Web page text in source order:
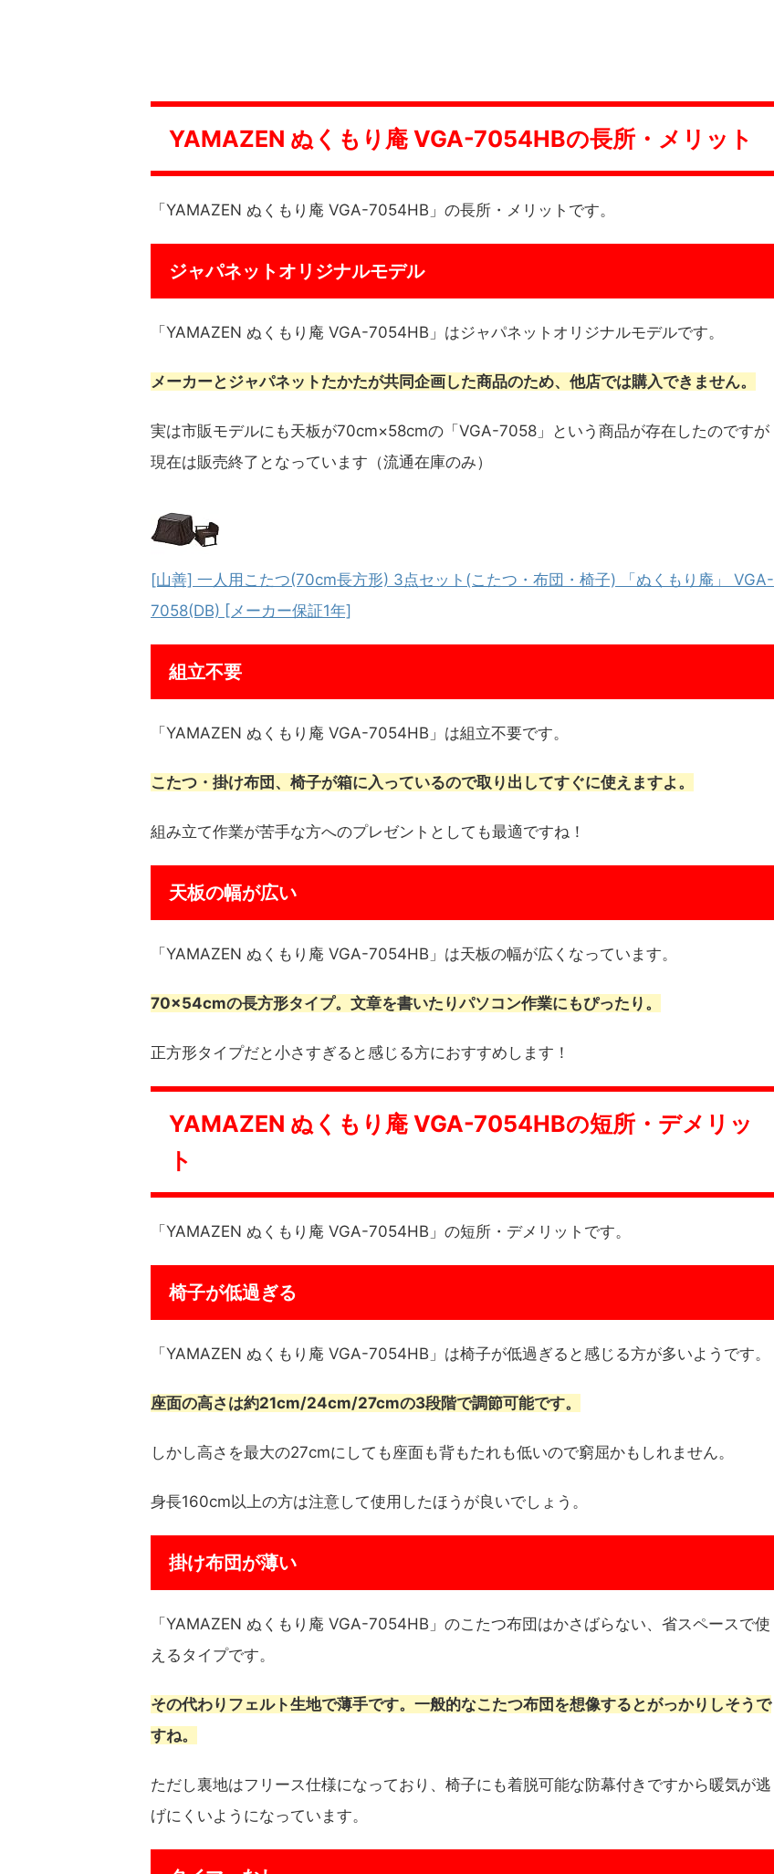
YAMAZEN ぬくもり庵 VGA-7054HBの長所・メリット
「YAMAZEN ぬくもり庵 VGA-7054HB」の長所・メリットです。
ジャパネットオリジナルモデル
「YAMAZEN ぬくもり庵 VGA-7054HB」はジャパネットオリジナルモデルです。
メーカーとジャパネットたかたが共同企画した商品のため、他店では購入できません。
実は市販モデルにも天板が70cm×58cmの「VGA-7058」という商品が存在したのですが
現在は販売終了となっています（流通在庫のみ）
[山善] 一人用こたつ(70cm長方形) 3点セット(こたつ・布団・椅子) 「ぬくもり庵」 VGA-
7058(DB) [メーカー保証1年]
組立不要
「YAMAZEN ぬくもり庵 VGA-7054HB」は組立不要です。
こたつ・掛け布団、椅子が箱に入っているので取り出してすぐに使えますよ。
組み立て作業が苦手な方へのプレゼントとしても最適ですね！
天板の幅が広い
「YAMAZEN ぬくもり庵 VGA-7054HB」は天板の幅が広くなっています。
70×54cmの長方形タイプ。文章を書いたりパソコン作業にもぴったり。
正方形タイプだと小さすぎると感じる方におすすめします！
YAMAZEN ぬくもり庵 VGA-7054HBの短所・デメリッ
ト
「YAMAZEN ぬくもり庵 VGA-7054HB」の短所・デメリットです。
椅子が低過ぎる
「YAMAZEN ぬくもり庵 VGA-7054HB」は椅子が低過ぎると感じる方が多いようです。
座面の高さは約21cm/24cm/27cmの3段階で調節可能です。
しかし高さを最大の27cmにしても座面も背もたれも低いので窮屈かもしれません。
身長160cm以上の方は注意して使用したほうが良いでしょう。
掛け布団が薄い
「YAMAZEN ぬくもり庵 VGA-7054HB」のこたつ布団はかさばらない、省スペースで使
えるタイプです。
その代わりフェルト生地で薄手です。一般的なこたつ布団を想像するとがっかりしそうで
すね。
ただし裏地はフリース仕様になっており、椅子にも着脱可能な防幕付きですから暖気が逃
げにくいようになっています。